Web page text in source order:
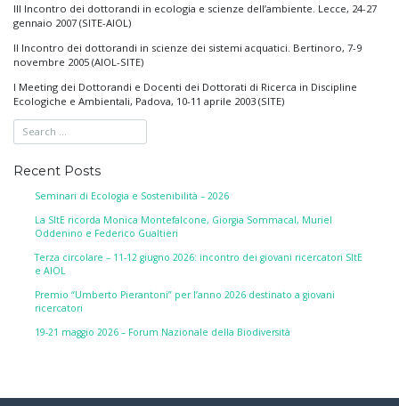
III Incontro dei dottorandi in ecologia e scienze dell’ambiente. Lecce, 24-27
gennaio 2007 (SITE-AIOL)
II Incontro dei dottorandi in scienze dei sistemi acquatici. Bertinoro, 7-9
novembre 2005 (AIOL-SITE)
I Meeting dei Dottorandi e Docenti dei Dottorati di Ricerca in Discipline
Ecologiche e Ambientali, Padova, 10-11 aprile 2003 (SITE)
Recent Posts
Seminari di Ecologia e Sostenibilità – 2026
La SItE ricorda Monica Montefalcone, Giorgia Sommacal, Muriel
Oddenino e Federico Gualtieri
Terza circolare – 11-12 giugno 2026: incontro dei giovani ricercatori SItE
e AIOL
Premio “Umberto Pierantoni” per l’anno 2026 destinato a giovani
ricercatori
19-21 maggio 2026 – Forum Nazionale della Biodiversità